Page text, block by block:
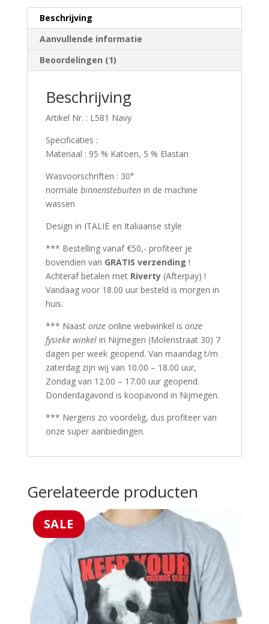
aantalBeschrijving
Aanvullende informatie
Beoordelingen (1)
Beschrijving
Artikel Nr. : L581 Navy
Specificaties :
Materiaal : 95 % Katoen, 5 % Elastan
Wasvoorschriften : 30°
normale binnenstebuiten in de machine
wassen
Design in ITALIË en Italiaanse style
*** Bestelling vanaf €50,- profiteer je
bovendien van GRATIS verzending !
Achteraf betalen met Riverty (Afterpay) !
Vandaag voor 18.00 uur besteld is morgen in
huis.
*** Naast onzeonline webwinkel is onze
fysieke winkelin Nijmegen (Molenstraat 30) 7
dagen per week geopend. Van maandag t/m
zaterdag zijn wij van 10.00 – 18.00 uur,
Zondag van 12.00 – 17.00 uur geopend.
Donderdagavond is koopavond in Nijmegen.
*** Nergens zo voordelig, dus profiteer van
onze super aanbiedingen.
Gerelateerde producten
SALE